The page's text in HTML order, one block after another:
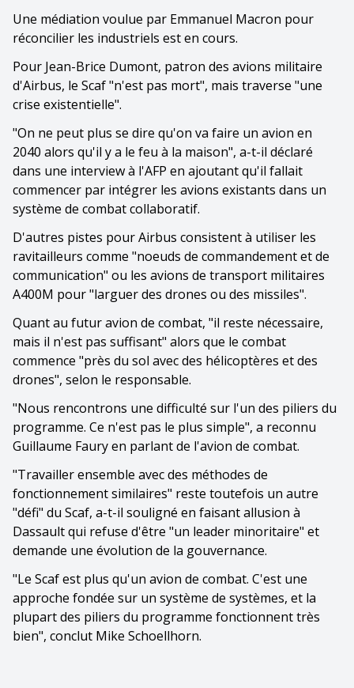
Une médiation voulue par Emmanuel Macron pour
réconcilier les industriels est en cours.
Pour Jean-Brice Dumont, patron des avions militaire
d'Airbus, le Scaf "n'est pas mort", mais traverse "une
crise existentielle".
"On ne peut plus se dire qu'on va faire un avion en
2040 alors qu'il y a le feu à la maison", a-t-il déclaré
dans une interview à l'AFP en ajoutant qu'il fallait
commencer par intégrer les avions existants dans un
système de combat collaboratif.
D'autres pistes pour Airbus consistent à utiliser les
ravitailleurs comme "noeuds de commandement et de
communication" ou les avions de transport militaires
A400M pour "larguer des drones ou des missiles".
Quant au futur avion de combat, "il reste nécessaire,
mais il n'est pas suffisant" alors que le combat
commence "près du sol avec des hélicoptères et des
drones", selon le responsable.
"Nous rencontrons une difficulté sur l'un des piliers du
programme. Ce n'est pas le plus simple", a reconnu
Guillaume Faury en parlant de l'avion de combat.
"Travailler ensemble avec des méthodes de
fonctionnement similaires" reste toutefois un autre
"défi" du Scaf, a-t-il souligné en faisant allusion à
Dassault qui refuse d'être "un leader minoritaire" et
demande une évolution de la gouvernance.
"Le Scaf est plus qu'un avion de combat. C'est une
approche fondée sur un système de systèmes, et la
plupart des piliers du programme fonctionnent très
bien", conclut Mike Schoellhorn.